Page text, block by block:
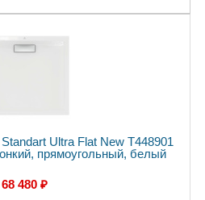
Ultra Flat New T448901
прямоугольный, белый
68 480 ₽